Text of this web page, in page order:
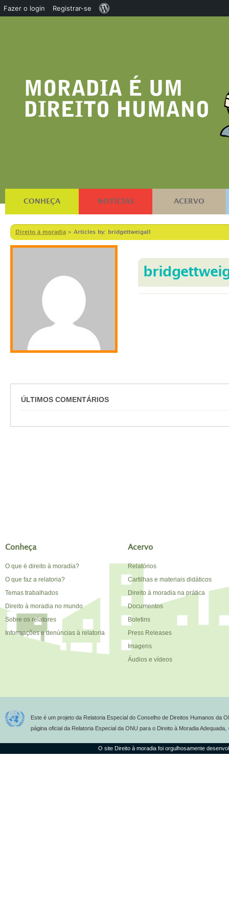
CONHEÇA NOTÍCIAS ACERVO
Direito à moradia > Articles by: bridgettweigall
ÚLTIMOS COMENTÁRIOS
Conheça
O que é direito à moradia?
O que faz a relatoria?
Temas trabalhados
Direito à moradia no mundo
Sobre os relatores
Informações e denúncias à relatoria
Acervo
Relatórios
Cartilhas e materiais didáticos
Direito à moradia na prática
Documentos
Boletins
Press Releases
Imagens
Áudios e vídeos
Este é um projeto da Relatoria Especial do Conselho de Direitos Humanos da
página oficial da Relatoria Especial da ONU para o Direito à Moradia Adequada,
O site Direito à moradia foi orgulhosamente
Fazer o login Registrar-se